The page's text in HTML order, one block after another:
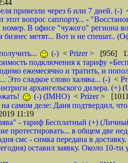
привезли через 6 или 7 дней. (-)
этот вопрос саппорту... -
номер. В офисе "чужого" региона
метят... Вот и не спешат..
(-) < Prizer> [956]
подключения к тарифу
ежемесячно и тратить, и
Это сладкое слово халява... (-) <
архангельского дилера. (+) (
(-) (IMHO) < Prizer>
на самом деле: Даня подтвердил,
11:19
- тариф Бесплатный (+)
протестировать... в общем две
смс - симка передана в
оставил заявку. Около 10-ти